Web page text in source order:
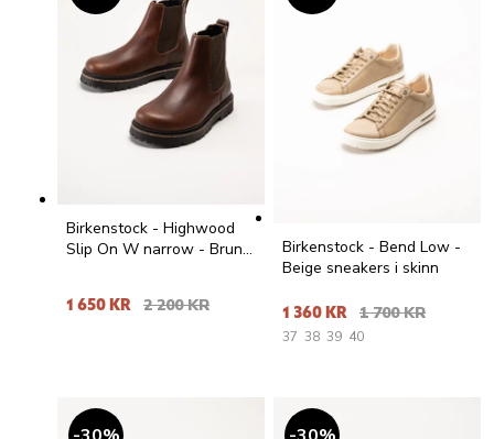
Birkenstock - Highwood
Slip On W narrow - Bruna
1 650 KR 2 200 KR
Birkenstock - Bend Low -
Beige sneakers i skinn
1 360 KR 1 700 KR
37 38 39 40